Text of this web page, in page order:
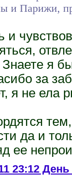
и Парижи,
и
я
за
я не ела
да и
ее
23:12